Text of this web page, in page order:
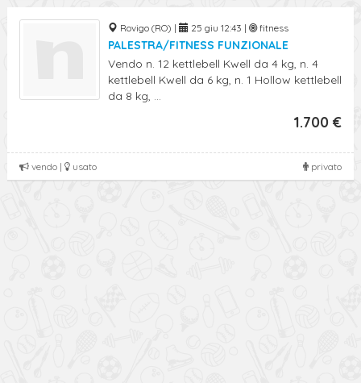
Rovigo (RO) | 25 giu 12:43 | fitness
PALESTRA/FITNESS FUNZIONALE
Vendo n. 12 kettlebell Kwell da 4 kg, n. 4
kettlebell Kwell da 6 kg, n. 1 Hollow kettlebell
da 8 kg, ...
1.700 €
privato
vendo | usato